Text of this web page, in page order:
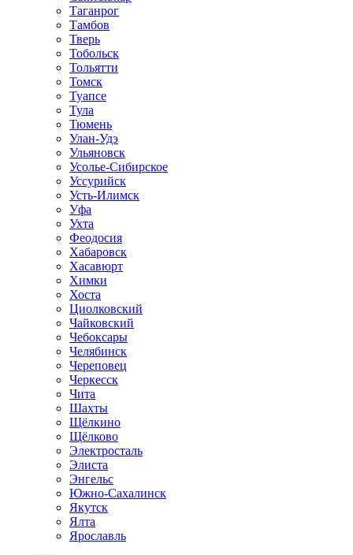
Таганрог
Тамбов
Тверь
Тобольск
Тольятти
Томск
Туапсе
Тула
Тюмень
Улан-Удэ
Ульяновск
Усолье-Сибирское
Уссурийск
Усть-Илимск
Уфа
Ухта
Феодосия
Хабаровск
Хасавюрт
Химки
Хоста
Циолковский
Чайковский
Чебоксары
Челябинск
Череповец
Черкесск
Чита
Шахты
Щёлкино
Щёлково
Электросталь
Элиста
Энгельс
Южно-Сахалинск
Якутск
Ялта
Ярославль